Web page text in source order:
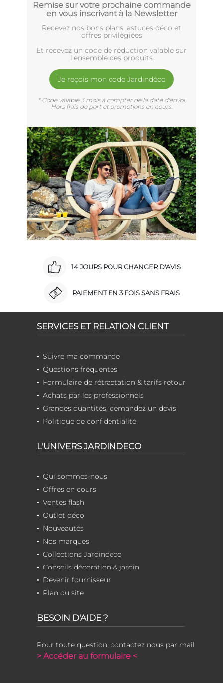
Remise sur votre prochaine commande
en vous inscrivant à la Newsletter
Recevez nos bons plans, astuces déco et
offres privilègiées
Et recevez un code de réduction valable sur
l'ensemble des produits
Je reçois mon code Jardindéco
* Code valable 3 mois à compter de la date d'envoi.
Hors frais de port et promotions en cours.
14 JOURS POUR CHANGER D'AVIS
PAIEMENT EN 3 FOIS SANS FRAIS
SERVICES ET RELATION CLIENT
Suivre ma commande
Questions fréquentes
Formulaire de rétractation & tarifs retour
Achats par les professionnels
Grandes quantités, demandez un devis
Politique de confidentialité
L'UNIVERS JARDINDECO
Qui sommes-nous
Offres en cours
Ventes flash
Outlet déco
Nouveautés
Nos marques
Collections Jardindeco
Conseils décoration & jardin
Devenir fournisseur
Plan du site
BESOIN D'AIDE ?
Pour toute question, contactez nous par mail
> Accéder au formulaire <